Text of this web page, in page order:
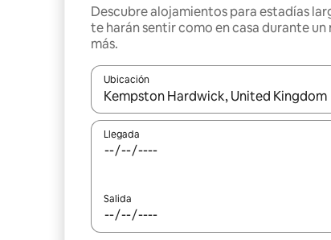
Descubre alojamientos para estadías
te harán sentir como en casa durante un
más.
Ubicación
Cuando los resultados estén disponibles,
Llegada
Salida